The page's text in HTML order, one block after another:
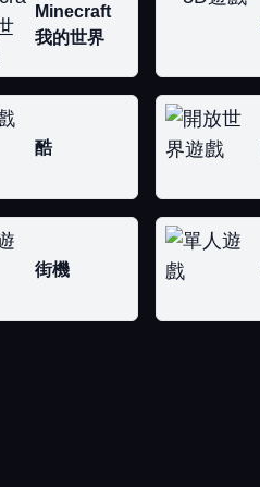
Minecraft
我的世界
酷
街機